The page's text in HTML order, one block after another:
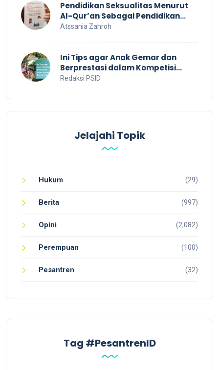
Pendidikan Seksualitas Menurut
Al-Qur’an Sebagai Pendidikan
Dalam Keluarga
Atssania Zahroh
Ini Tips agar Anak Gemar dan
Berprestasi dalam Kompetisi
Bahasa Inggris
Redaksi PSID
Jelajahi Topik
Hukum (29)
Berita (997)
Opini (2,082)
Perempuan (100)
Pesantren (32)
Tag #PesantrenID